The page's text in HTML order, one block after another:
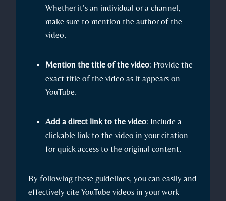
Whether it’s an individual or a channel,
make sure to mention the author of the
video.
Mention the title of the video: Provide the
exact title of the video as it appears on
YouTube.
Add a direct link to the video: Include a
clickable link to the video in your citation
for quick access to the original content.
By following these guidelines, you can easily and
effectively cite YouTube videos in your work